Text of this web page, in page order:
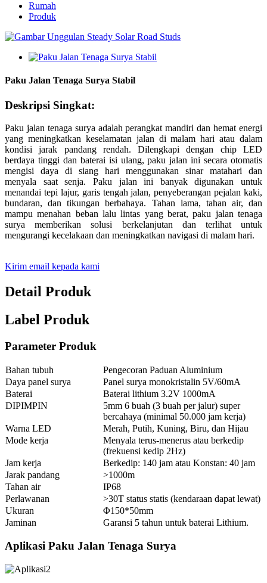
Rumah
Produk
Paku Jalan Tenaga Surya Stabil
Deskripsi Singkat:
Paku jalan tenaga surya adalah perangkat mandiri dan hemat energi
yang meningkatkan keselamatan jalan di malam hari atau dalam
kondisi jarak pandang rendah. Dilengkapi dengan chip LED
berdaya tinggi dan baterai isi ulang, paku jalan ini secara otomatis
mengisi daya di siang hari menggunakan sinar matahari dan
menyala saat senja. Paku jalan ini banyak digunakan untuk
menandai tepi lajur, garis tengah jalan, penyeberangan pejalan kaki,
bundaran, dan tikungan berbahaya. Tahan lama, tahan air, dan
mampu menahan beban lalu lintas yang berat, paku jalan tenaga
surya memberikan solusi berkelanjutan dan terlihat untuk
mengurangi kecelakaan dan meningkatkan navigasi di malam hari.
Kirim email kepada kami
Detail Produk
Label Produk
Parameter Produk
Bahan tubuh
Pengecoran Paduan Aluminium
Daya panel surya
Panel surya monokristalin 5V/60mA
Baterai
Baterai lithium 3.2V 1000mA
DIPIMPIN
5mm 6 buah (3 buah per jalur) super
bercahaya (minimal 50.000 jam kerja)
Warna LED
Merah, Putih, Kuning, Biru, dan Hijau
Mode kerja
Menyala terus-menerus atau berkedip
(frekuensi kedip 2Hz)
Jam kerja
Berkedip: 140 jam atau Konstan: 40 jam
Jarak pandang
>1000m
Tahan air
IP68
Perlawanan
>30T status statis (kendaraan dapat lewat)
Ukuran
Φ150*50mm
Jaminan
Garansi 5 tahun untuk baterai Lithium.
Aplikasi Paku Jalan Tenaga Surya